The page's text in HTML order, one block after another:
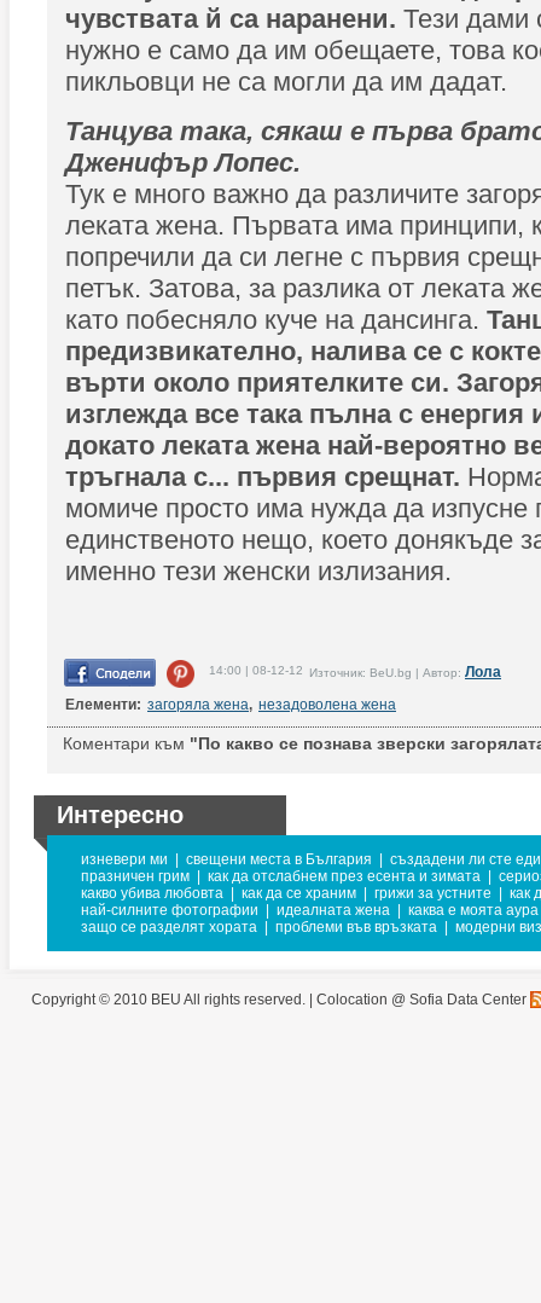
чувствата й са наранени. Тези дами
нужно е само да им обещаете, това
пикльовци не са могли да им дадат.
Танцува така, сякаш е първа
Дженифър Лопес.
Тук е много важно да различите
леката жена. Първата има принципи,
попречили да си легне с първия
петък. Затова, за разлика от леката
като побесняло куче на дансинга.
предизвикателно, налива се с
върти около приятелките си.
изглежда все така пълна с енергия
докато леката жена най-вероятно
тръгнала с... първия срещнат.
момиче просто има нужда да изпусне
единственото нещо, което донякъде
именно тези женски излизания.
14:00 | 08-12-12 Източник: BeU.bg | Автор: Лола
Елементи: загоряла жена, незадоволена жена
Коментари към "По какво се познава зверски
Интересно
изневери ми свещени места в България
създадени ли сте
празничен грим
как да отслабнем през есента и зимата
какво убива любовта
как да се храним грижи за устните
как
най-силните фотографии
идеалната жена
каква е моята аура
защо се разделят хората
проблеми във връзката модерни
Copyright © 2010 BEU All rights reserved. | Colocation @ Sofia Data Center